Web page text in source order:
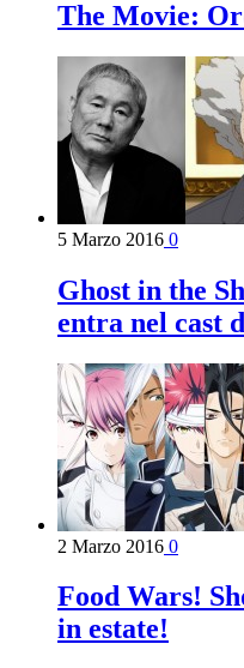
The Movie:
5 Marzo 2016 0
Ghost in the
entra nel cast
2 Marzo 2016 0
Food Wars!
in estate!